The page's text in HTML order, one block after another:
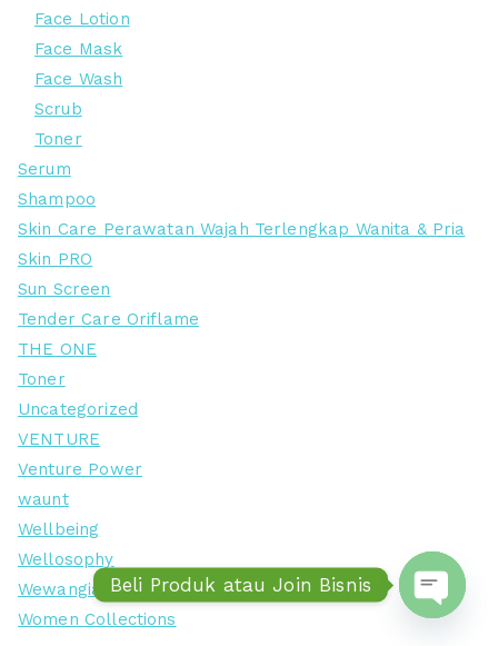
Face Lotion
Face Mask
Face Wash
Scrub
Toner
Serum
Shampoo
Skin Care Perawatan Wajah Terlengkap Wanita & Pria
Skin PRO
Sun Screen
Tender Care Oriflame
THE ONE
Toner
Uncategorized
VENTURE
Venture Power
waunt
Wellbeing
Wellosophy
Wewangian Wanita
Women Collections
Beli Produk atau Join Bisnis